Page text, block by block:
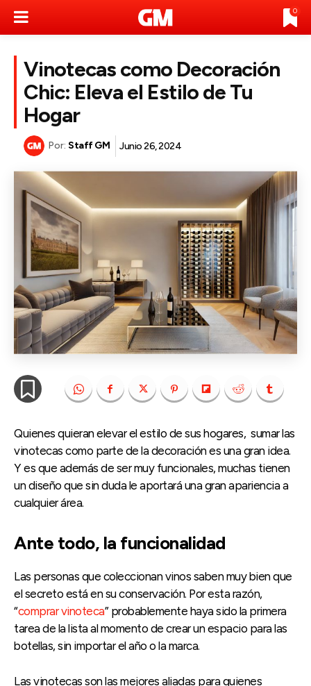
0
Vinotecas como Decoración
Chic: Eleva el Estilo de Tu
Hogar
Por: Staff GM Junio 26, 2024
Quienes quieran elevar el estilo de sus hogares, sumar las
vinotecas como parte de la decoración es una gran idea.
Y es que además de ser muy funcionales, muchas tienen
un diseño que sin duda le aportará una gran apariencia a
cualquier área.
Ante todo, la funcionalidad
Las personas que coleccionan vinos saben muy bien que
el secreto está en su conservación. Por esta razón,
“comprar vinoteca” probablemente haya sido la primera
tarea de la lista al momento de crear un espacio para las
botellas, sin importar el año o la marca.
Las vinotecas son las mejores aliadas para quienes